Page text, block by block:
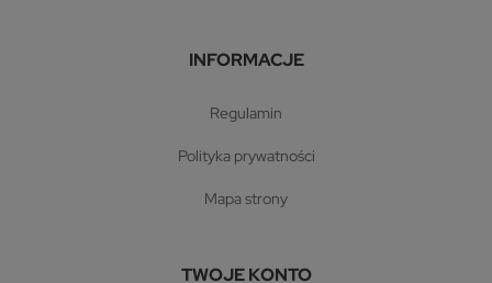
INFORMACJE
regulamin
polityka prywatności
mapa strony
TWOJE KONTO